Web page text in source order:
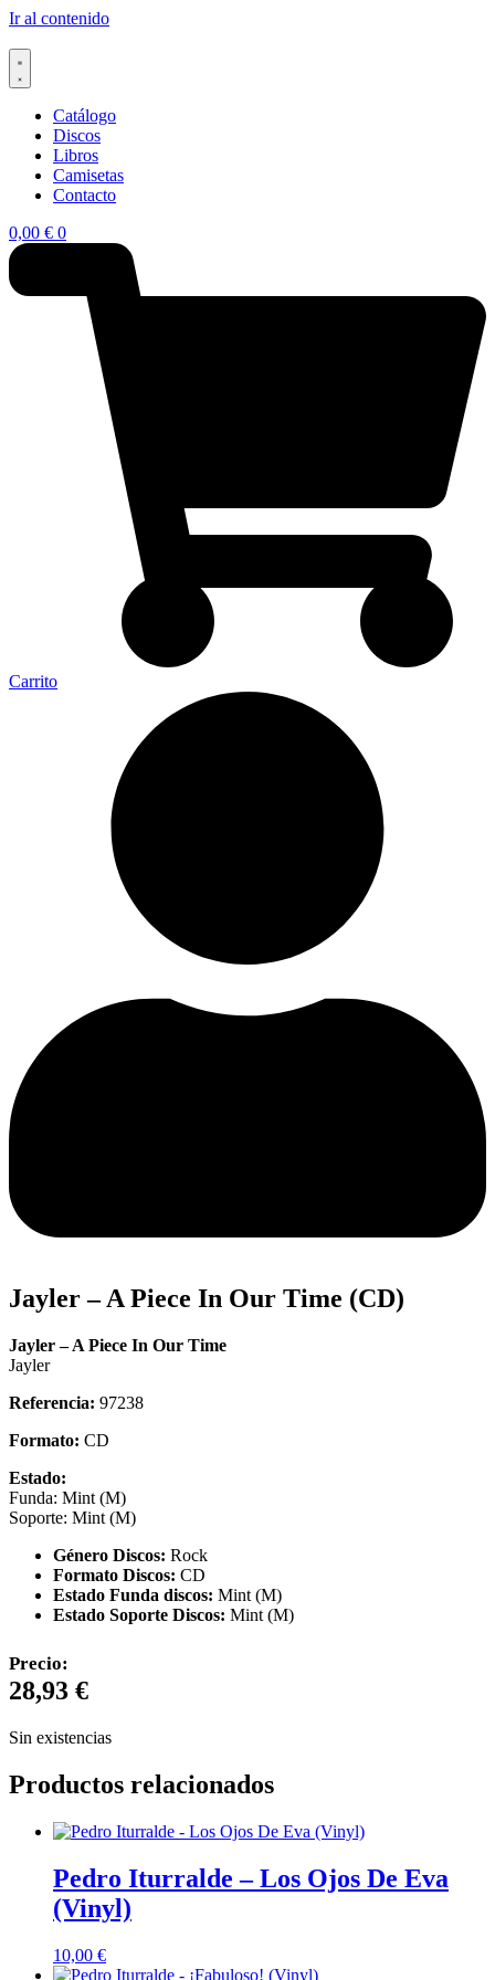
Ir al contenido
Catálogo
Discos
Libros
Camisetas
Contacto
0,00 € 0
Carrito
Jayler – A Piece In Our Time (CD)
Jayler – A Piece In Our Time
Jayler
Referencia: 97238
Formato: CD
Estado:
Funda: Mint (M)
Soporte: Mint (M)
Género Discos: Rock
Formato Discos: CD
Estado Funda discos: Mint (M)
Estado Soporte Discos: Mint (M)
Precio:
28,93 €
Sin existencias
Productos relacionados
Pedro Iturralde – Los Ojos De Eva
(Vinyl)
10,00 €